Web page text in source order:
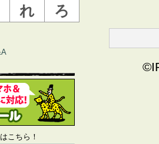
れ
ろ
こちら！